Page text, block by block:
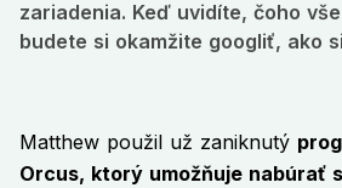
zariadenia. Keď uvidíte, čoho
budete si okamžite googliť, ako
Matthew použil už zaniknutý
Orcus, ktorý umožňuje nabúrať